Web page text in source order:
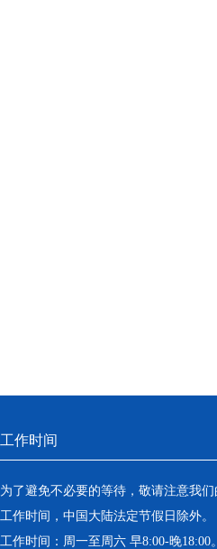
工作时间
为了避免不必要的等待，敬请注意我
工作时间，中国大陆法定节假日除外。
工作时间：周一至周六 早8:00-晚18:00